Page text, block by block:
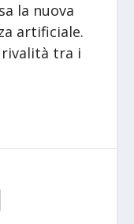
la nuova
artificiale.
tra i